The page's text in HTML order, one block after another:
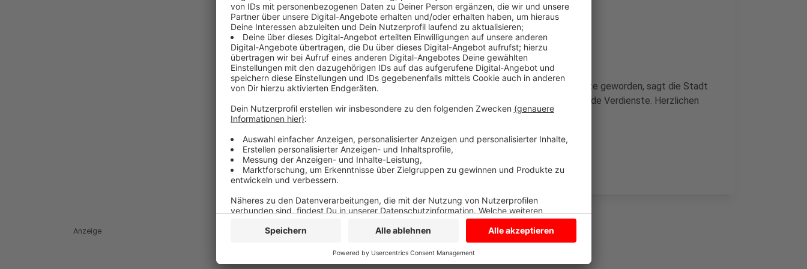
Veröffentlicht:Donnerstag, 18.09.2025 14:20
Anzeige
Denn dank seiner Arbeit sind aus guten Ideen erfolgreiche Projekte geworden, sagt die Stadt
und ehrt Edwin Kraft daher mit der Stadtplakette für hervorragende Verdienste. Herzlichen
Glückwunsch!
Anzeige
Anzeige